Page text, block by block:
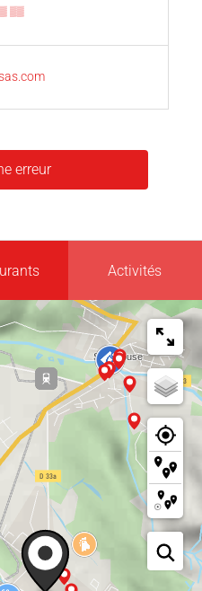
▒▒
erreur
Activités